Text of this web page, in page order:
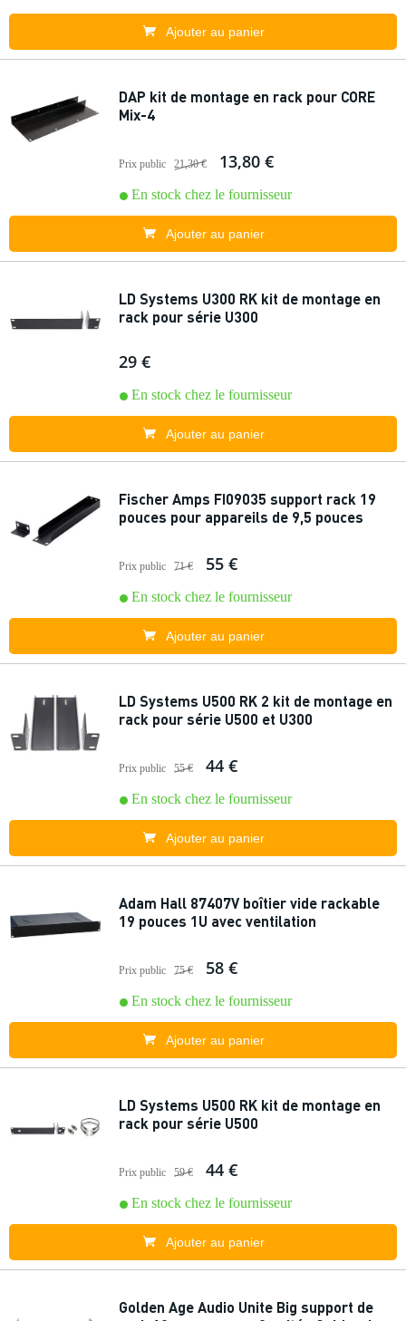
Ajouter au panier
DAP kit de montage en rack pour CORE
Mix-4
Prix public 21,30 € 13,80 €
En stock chez le fournisseur
Ajouter au panier
LD Systems U300 RK kit de montage en
rack pour série U300
29 €
En stock chez le fournisseur
Ajouter au panier
Fischer Amps FI09035 support rack 19
pouces pour appareils de 9,5 pouces
Prix public 71 € 55 €
En stock chez le fournisseur
Ajouter au panier
LD Systems U500 RK 2 kit de montage en
rack pour série U500 et U300
Prix public 55 € 44 €
En stock chez le fournisseur
Ajouter au panier
Adam Hall 87407V boîtier vide rackable
19 pouces 1U avec ventilation
Prix public 75 € 58 €
En stock chez le fournisseur
Ajouter au panier
LD Systems U500 RK kit de montage en
rack pour série U500
Prix public 59 € 44 €
En stock chez le fournisseur
Ajouter au panier
Golden Age Audio Unite Big support de